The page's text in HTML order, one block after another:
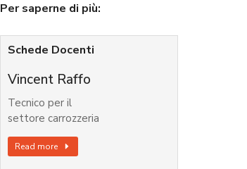
Per saperne di più:
Schede Docenti
Vincent Raffo
Tecnico per il
settore carrozzeria
Read more